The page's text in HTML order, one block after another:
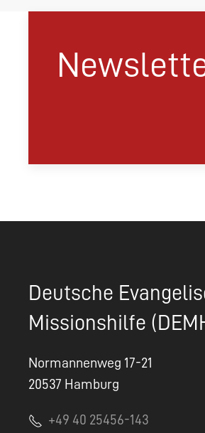
Deutsche
Missionshilfe
Normannenweg 17-21
20537 Hamburg
+49 40 25456-143